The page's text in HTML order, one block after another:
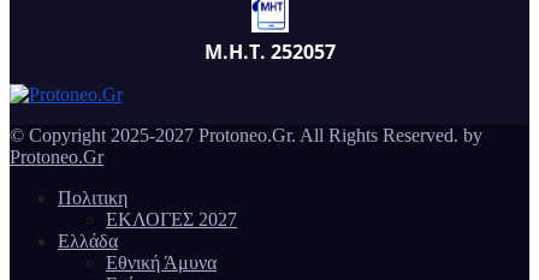
Μ.Η.Τ. 252057
© Copyright 2025-2027 Protoneo.Gr. All Rights Reserved. by
Protoneo.Gr
Πολιτικη
ΕΚΛΟΓΕΣ 2027
Ελλάδα
Εθνική Άμυνα